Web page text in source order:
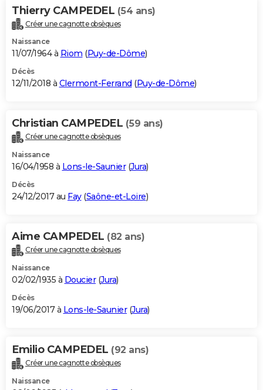
Thierry CAMPEDEL (54 ans)
Créer une cagnotte obsèques
Naissance
11/07/1964 à Riom (Puy-de-Dôme)
Décès
12/11/2018 à Clermont-Ferrand (Puy-de-Dôme)
Christian CAMPEDEL (59 ans)
Créer une cagnotte obsèques
Naissance
16/04/1958 à Lons-le-Saunier(Jura)
Décès
24/12/2017 au Fay(Saône-et-Loire)
Aime CAMPEDEL (82 ans)
Créer une cagnotte obsèques
Naissance
02/02/1935 à Doucier(Jura)
Décès
19/06/2017 à Lons-le-Saunier(Jura)
Emilio CAMPEDEL (92 ans)
Créer une cagnotte obsèques
Naissance